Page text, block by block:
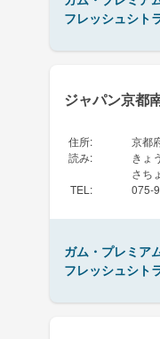
フレッシュシト
ジャパン京都
住所:
京都
読み:
きょ
さち
TEL : 075-
ガム・プレミア
フレッシュシト